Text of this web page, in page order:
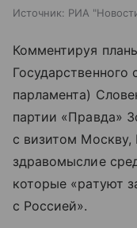
Источник: РИА
Комментируя
парламента)
партии «Правда»
с визитом Москву,
здравомыслие
которые «ратуют
с Россией».